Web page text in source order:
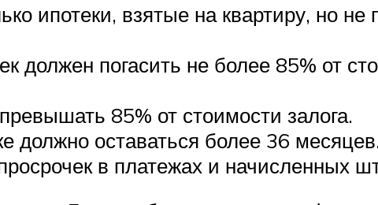
ипотеки, взятые на квартиру, но
погасить не более 85% от
85% от стоимости залога.
должно оставаться более 36
в платежах и начисленных